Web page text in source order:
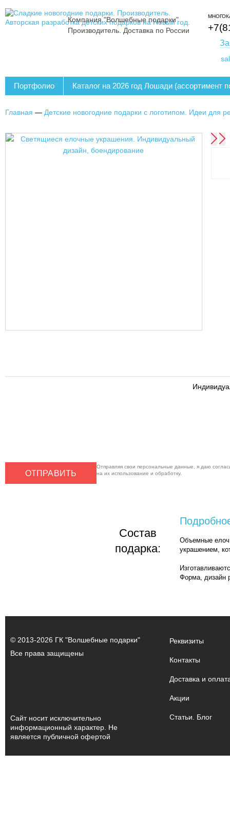
Компания "Волшебные подарки"
Производитель. Доставка по России
Портфолио Каталог на 2026 год Лошади (ассортимент
Главная — Детские новогодние подарки с логотипом. Идеи для
ОТПРАВИТЬ
Отправляя свои персональные данные, я даю
на их использование и обработку.
Cостав
подарка:
Объемные
украшением,
Форма, дизайн
© 2013-2026 ГК "Волшебные подарки"
Все права защищены
Сайт носит исключительно
информационный характер. Не
является публичной офертой
Реквизиты
Контакты
Доставка и
Акции
Статьи. Блог